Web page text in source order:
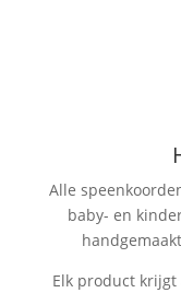
Alle
baby- en
Elk product